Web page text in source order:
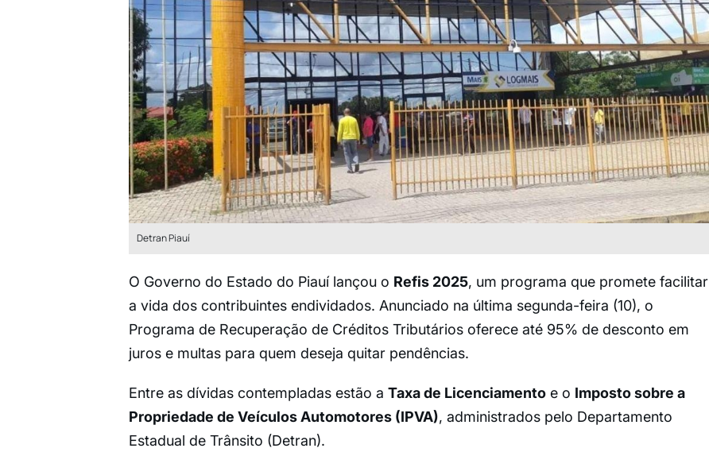
Detran Piauí
O Governo do Estado do Piauí lançou o Refis 2025, um programa que promete facilitar
a vida dos contribuintes endividados. Anunciado na última segunda-feira (10), o
Programa de Recuperação de Créditos Tributários oferece até 95% de desconto em
juros e multas para quem deseja quitar pendências.
Entre as dívidas contempladas estão a Taxa de Licenciamentoe o Imposto sobre a
Propriedade de Veículos Automotores (IPVA), administrados pelo Departamento
Estadual de Trânsito (Detran).